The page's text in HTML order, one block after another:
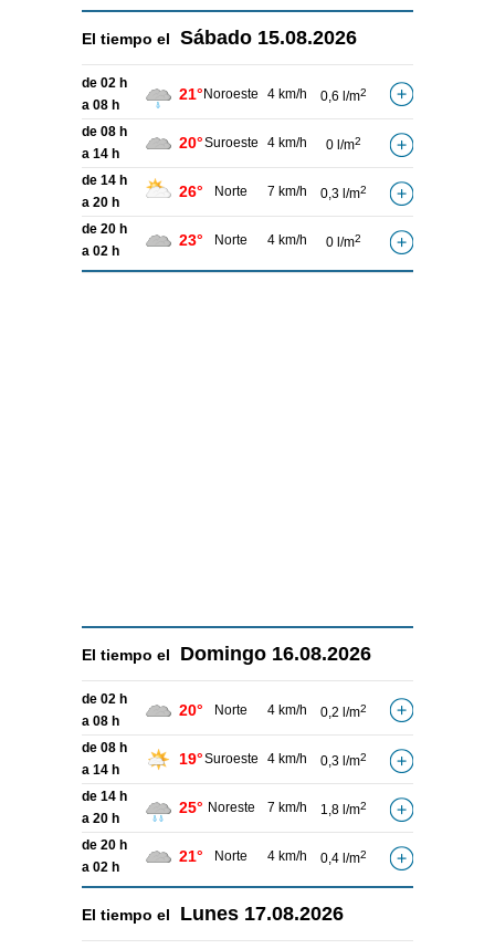
El tiempo el Sábado 15.08.2026
de 02 h
a 08 h
21° Noroeste 4 km/h 0,6 l/m2
de 08 h
a 14 h
20°Suroeste 4 km/h 0 l/m2
de 14 h
a 20 h
26° Norte 7 km/h 0,3 l/m2
de 20 h
a 02 h
23° Norte 4 km/h 0 l/m2
El tiempo el Domingo 16.08.2026
de 02 h
a 08 h
20° Norte 4 km/h 0,2 l/m2
de 08 h
a 14 h
19°Suroeste 4 km/h 0,3 l/m2
de 14 h
a 20 h
25° Noreste 7 km/h 1,8 l/m2
de 20 h
a 02 h
21° Norte 4 km/h 0,4 l/m2
El tiempo el Lunes 17.08.2026